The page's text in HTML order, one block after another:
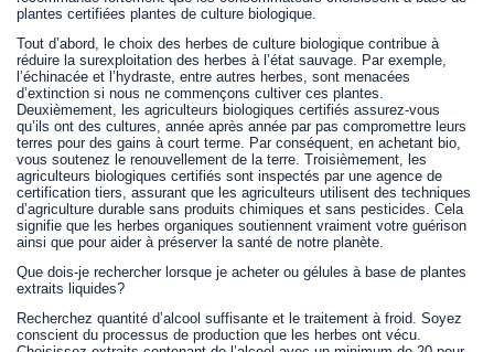
plantes certifiées plantes de culture biologique.
Tout d’abord, le choix des herbes de culture biologique contribue à
réduire la surexploitation des herbes à l’état sauvage. Par exemple,
l’échinacée et l’hydraste, entre autres herbes, sont menacées
d’extinction si nous ne commençons cultiver ces plantes.
Deuxièmement, les agriculteurs biologiques certifiés assurez-vous
qu’ils ont des cultures, année après année par pas compromettre leurs
terres pour des gains à court terme. Par conséquent, en achetant bio,
vous soutenez le renouvellement de la terre. Troisièmement, les
agriculteurs biologiques certifiés sont inspectés par une agence de
certification tiers, assurant que les agriculteurs utilisent des techniques
d’agriculture durable sans produits chimiques et sans pesticides. Cela
signifie que les herbes organiques soutiennent vraiment votre guérison
ainsi que pour aider à préserver la santé de notre planète.
Que dois-je rechercher lorsque je acheter ou gélules à base de plantes
extraits liquides?
Recherchez quantité d’alcool suffisante et le traitement à froid. Soyez
conscient du processus de production que les herbes ont vécu.